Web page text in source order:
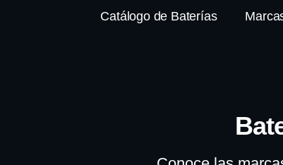
Catálogo de Baterías